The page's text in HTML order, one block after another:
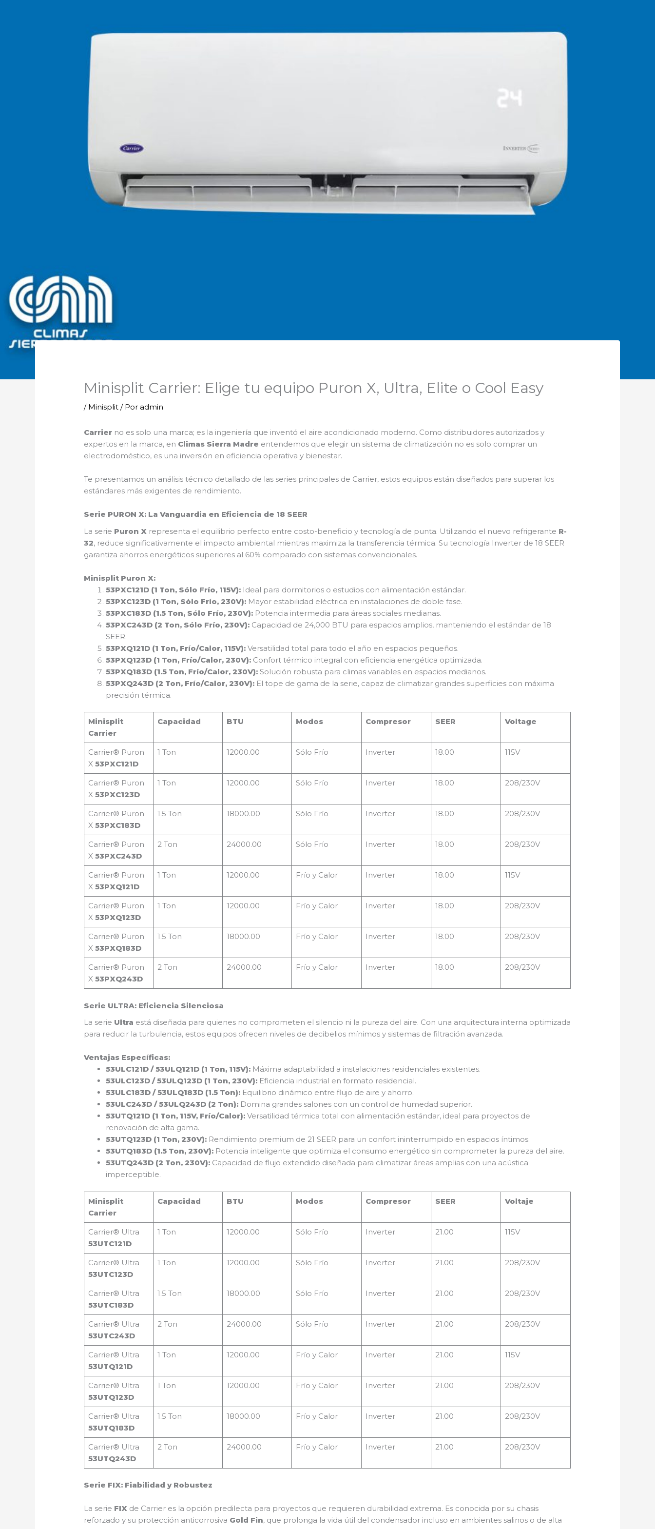
Minisplit Carrier: Elige tu equipo Puron X, Ultra, Elite o Cool Easy
/ Minisplit / Poradmin
Carrier no es solo una marca; es la ingeniería que inventó el aire acondicionado moderno. Como distribuidores autorizados y
expertos en la marca, en Climas Sierra Madre entendemos que elegir un sistema de climatización no es solo comprar un
electrodoméstico, es una inversión en eficiencia operativa y bienestar.
Te presentamos un análisis técnico detallado de las series principales de Carrier, estos equipos están diseñados para superar los
estándares más exigentes de rendimiento.
Serie PURON X: La Vanguardia en Eficiencia de 18 SEER
La serie Puron X representa el equilibrio perfecto entre costo-beneficio y tecnología de punta. Utilizando el nuevo refrigerante R-
32, reduce significativamente el impacto ambiental mientras maximiza la transferencia térmica. Su tecnología Inverter de 18 SEER
garantiza ahorros energéticos superiores al 60% comparado con sistemas convencionales.
Minisplit Puron X:
53PXC121D (1 Ton, Sólo Frío, 115V): Ideal para dormitorios o estudios con alimentación estándar.
53PXC123D (1 Ton, Sólo Frío, 230V): Mayor estabilidad eléctrica en instalaciones de doble fase.
53PXC183D (1.5 Ton, Sólo Frío, 230V): Potencia intermedia para áreas sociales medianas.
53PXC243D (2 Ton, Sólo Frío, 230V): Capacidad de 24,000 BTU para espacios amplios, manteniendo el estándar de 18
SEER.
53PXQ121D (1 Ton, Frío/Calor, 115V): Versatilidad total para todo el año en espacios pequeños.
53PXQ123D (1 Ton, Frío/Calor, 230V): Confort térmico integral con eficiencia energética optimizada.
53PXQ183D (1.5 Ton, Frío/Calor, 230V): Solución robusta para climas variables en espacios medianos.
53PXQ243D (2 Ton, Frío/Calor, 230V): El tope de gama de la serie, capaz de climatizar grandes superficies con máxima
precisión térmica.
Minisplit
Carrier
Capacidad BTU Modos Compresor SEER Voltage
Carrier® Puron
X 53PXC121D
1 Ton 12000.00 Sólo Frío Inverter 18.00 115V
Carrier® Puron
X 53PXC123D
1 Ton 12000.00 Sólo Frío Inverter 18.00 208/230V
Carrier® Puron
X 53PXC183D
1.5 Ton 18000.00 Sólo Frío Inverter 18.00 208/230V
Carrier® Puron
X 53PXC243D
2 Ton 24000.00 Sólo Frío Inverter 18.00 208/230V
Carrier® Puron
X 53PXQ121D
1 Ton 12000.00 Frío y Calor Inverter 18.00 115V
Carrier® Puron
X 53PXQ123D
1 Ton 12000.00 Frío y Calor Inverter 18.00 208/230V
Carrier® Puron
X 53PXQ183D
1.5 Ton 18000.00 Frío y Calor Inverter 18.00 208/230V
Carrier® Puron
X 53PXQ243D
2 Ton 24000.00 Frío y Calor Inverter 18.00 208/230V
Serie ULTRA: Eficiencia Silenciosa
La serie Ultra está diseñada para quienes no comprometen el silencio ni la pureza del aire. Con una arquitectura interna optimizada
para reducir la turbulencia, estos equipos ofrecen niveles de decibelios mínimos y sistemas de filtración avanzada.
Ventajas Específicas:
53ULC121D / 53ULQ121D (1 Ton, 115V): Máxima adaptabilidad a instalaciones residenciales existentes.
53ULC123D / 53ULQ123D (1 Ton, 230V): Eficiencia industrial en formato residencial.
53ULC183D / 53ULQ183D (1.5 Ton): Equilibrio dinámico entre flujo de aire y ahorro.
53ULC243D / 53ULQ243D (2 Ton): Domina grandes salones con un control de humedad superior.
53UTQ121D (1 Ton, 115V, Frío/Calor): Versatilidad térmica total con alimentación estándar, ideal para proyectos de
renovación de alta gama.
53UTQ123D (1 Ton, 230V): Rendimiento premium de 21 SEER para un confort ininterrumpido en espacios íntimos.
53UTQ183D (1.5 Ton, 230V): Potencia inteligente que optimiza el consumo energético sin comprometer la pureza del aire.
53UTQ243D (2 Ton, 230V): Capacidad de flujo extendido diseñada para climatizar áreas amplias con una acústica
imperceptible.
Minisplit
Carrier
Capacidad BTU Modos Compresor SEER Voltaje
Carrier® Ultra
53UTC121D
1 Ton 12000.00 Sólo Frío Inverter 21.00 115V
Carrier® Ultra
53UTC123D
1 Ton 12000.00 Sólo Frío Inverter 21.00 208/230V
Carrier® Ultra
53UTC183D
1.5 Ton 18000.00 Sólo Frío Inverter 21.00 208/230V
Carrier® Ultra
53UTC243D
2 Ton 24000.00 Sólo Frío Inverter 21.00 208/230V
Carrier® Ultra
53UTQ121D
1 Ton 12000.00 Frío y Calor Inverter 21.00 115V
Carrier® Ultra
53UTQ123D
1 Ton 12000.00 Frío y Calor Inverter 21.00 208/230V
Carrier® Ultra
53UTQ183D
1.5 Ton 18000.00 Frío y Calor Inverter 21.00 208/230V
Carrier® Ultra
53UTQ243D
2 Ton 24000.00 Frío y Calor Inverter 21.00 208/230V
Serie FIX: Fiabilidad y Robustez
La serie FIX de Carrier es la opción predilecta para proyectos que requieren durabilidad extrema. Es conocida por su chasis
reforzado y su protección anticorrosiva Gold Fin, que prolonga la vida útil del condensador incluso en ambientes salinos o de alta